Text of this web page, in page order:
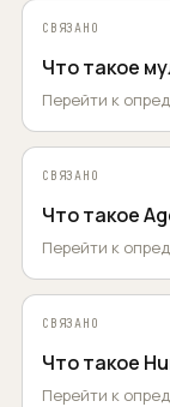
СВЯЗАНО
Что такое
Перейти к
СВЯЗАНО
Что такое
Перейти к
СВЯЗАНО
Что такое
Перейти к